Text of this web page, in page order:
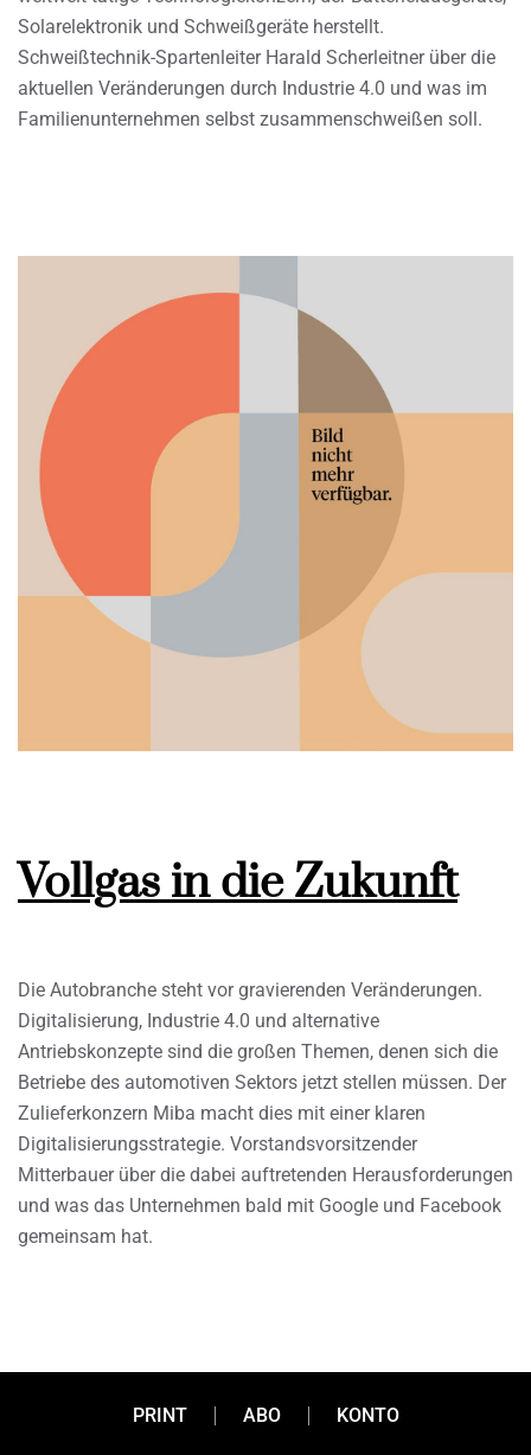
Solarelektronik und Schweißgeräte herstellt.
Schweißtechnik-Spartenleiter Harald Scherleitner über die
aktuellen Veränderungen durch Industrie 4.0 und was im
Familienunternehmen selbst zusammenschweißen soll.
Vollgas in die Zukunft
Die Autobranche steht vor gravierenden Veränderungen.
Digitalisierung, Industrie 4.0 und alternative
Antriebskonzepte sind die großen Themen, denen sich die
Betriebe des automotiven Sektors jetzt stellen müssen. Der
Zulieferkonzern Miba macht dies mit einer klaren
Digitalisierungsstrategie. Vorstandsvorsitzender
Mitterbauer über die dabei auftretenden Herausforderungen
und was das Unternehmen bald mit Google und Facebook
gemeinsam hat.
PRINT ABO KONTO